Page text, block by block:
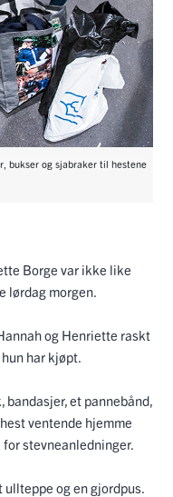
bukser og sjabraker til hestene
Borge var ikke like
lørdag morgen.
og Henriette raskt
har kjøpt.
et pannebånd,
ventende hjemme
stevneanledninger.
og en gjordpus.